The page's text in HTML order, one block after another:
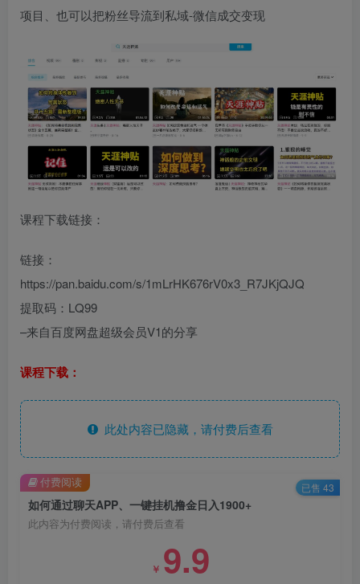
项目、也可以把粉丝导流到私域-微信成交变现
课程下载链接：
链接：
https://pan.baidu.com/s/1mLrHK676rV0x3_R7JKjQJQ
提取码：LQ99
–来自百度网盘超级会员V1的分享
课程下载：
此处内容已隐藏，请付费后查看
如何通过聊天APP、一键挂机撸金日入1900+
此内容为付费阅读，请付费后查看
￥ 9.9
付费阅读 已售 43